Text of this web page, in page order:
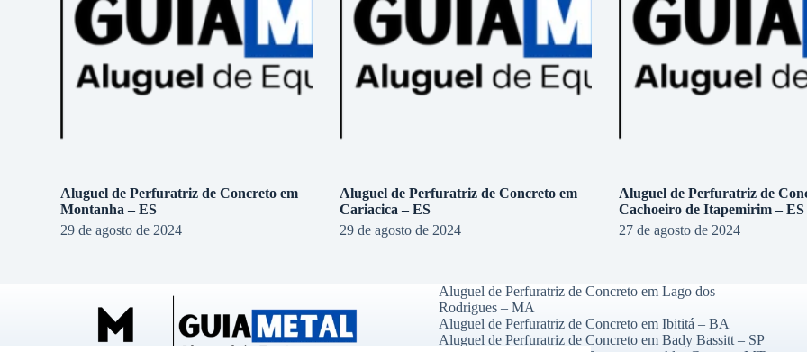
Aluguel de Perfuratriz de Concreto em
Montanha – ES
29 de agosto de 2024
Aluguel de Perfuratriz de Concreto em
Cariacica – ES
29 de agosto de 2024
Aluguel de Perfuratriz de
Cachoeiro de Itapemirim – ES
27 de agosto de 2024
Aluguel de Perfuratriz de Concreto em Lago dos
Rodrigues – MA
Aluguel de Perfuratriz de Concreto em Ibititá – BA
Aluguel de Perfuratriz de Concreto em Bady Bassitt – SP